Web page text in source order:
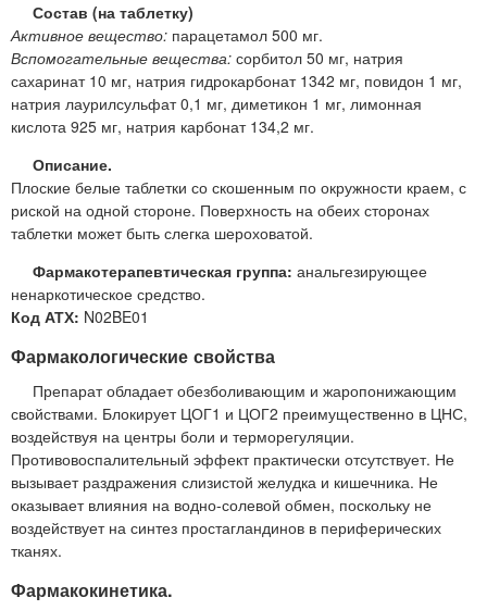
Состав (на таблетку)
Активное вещество: парацетамол 500 мг.
Вспомогательные вещества: сорбитол 50 мг, натрия
сахаринат 10 мг, натрия гидрокарбонат 1342 мг, повидон 1 мг,
натрия лаурилсульфат 0,1 мг, диметикон 1 мг, лимонная
кислота 925 мг, натрия карбонат 134,2 мг.
Описание.
Плоские белые таблетки со скошенным по окружности краем, с
риской на одной стороне. Поверхность на обеих сторонах
таблетки может быть слегка шероховатой.
Фармакотерапевтическая группа: анальгезирующее
ненаркотическое средство.
Код АТХ: N02BE01
Фармакологические свойства
Препарат обладает обезболивающим и жаропонижающим
свойствами. Блокирует ЦОГ1 и ЦОГ2 преимущественно в ЦНС,
воздействуя на центры боли и терморегуляции.
Противовоспалительный эффект практически отсутствует. Не
вызывает раздражения слизистой желудка и кишечника. Не
оказывает влияния на водно-солевой обмен, поскольку не
воздействует на синтез простагландинов в периферических
тканях.
Фармакокинетика.